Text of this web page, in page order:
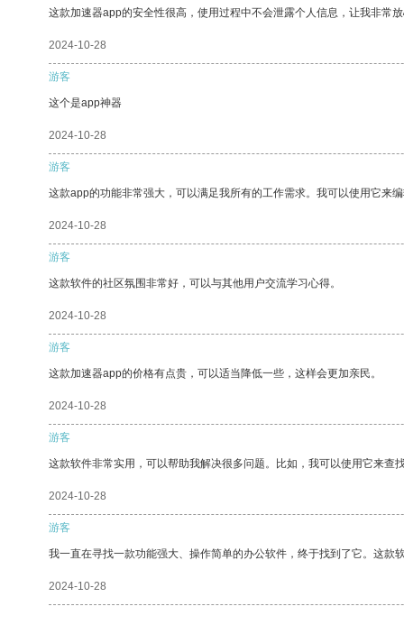
这款加速器app的安全性很高，使用过程中不会泄露个人信息，让我非常放
2024-10-28
游客
这个是app神器
2024-10-28
游客
这款app的功能非常强大，可以满足我所有的工作需求。我可以使用它来
2024-10-28
游客
这款软件的社区氛围非常好，可以与其他用户交流学习心得。
2024-10-28
游客
这款加速器app的价格有点贵，可以适当降低一些，这样会更加亲民。
2024-10-28
游客
这款软件非常实用，可以帮助我解决很多问题。比如，我可以使用它来查
2024-10-28
游客
我一直在寻找一款功能强大、操作简单的办公软件，终于找到了它。这款
2024-10-28